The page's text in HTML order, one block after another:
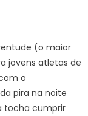
(o maior
jovens atletas de
o
pira na noite
tocha cumprir